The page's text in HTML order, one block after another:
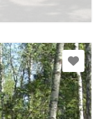
Uzzināt vairāk